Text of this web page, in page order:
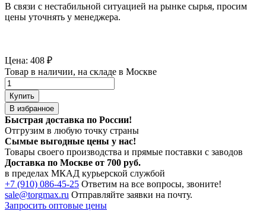
В связи с нестабильной ситуацией на рынке сырья, просим
цены уточнять у менеджера.
Цена: 408 ₽
Товар в наличии, на складе в Москве
Купить
В избранное
Быстрая доставка по России!
Отгрузим в любую точку страны
Сымые выгодные цены у нас!
Товары своего производства и прямые поставки с заводов
Доставка по Москве от 700 руб.
в пределах МКАД курьерской службой
+7 (910) 086-45-25 Ответим на все вопросы, звоните!
sale@torgmax.ru Отправляйте заявки на почту.
Запросить оптовые цены